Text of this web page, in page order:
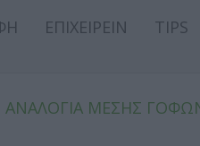
ΕΠΙΧΕΙΡΕΙΝ TIPS
ΑΝΑΛΟΓΙΑ ΜΕΣΗΣ